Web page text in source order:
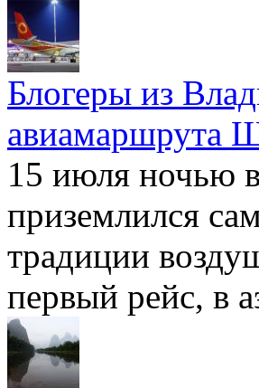
Блогеры из
авиамаршрута
15 июля ночью
приземлился
традиции
первый рейс, в